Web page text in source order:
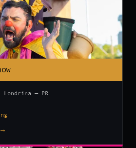
Londrina — PR
→